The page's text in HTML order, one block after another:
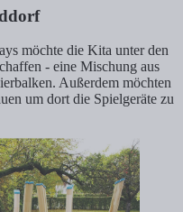
möchte die Kita unter den
- eine Mischung aus
Außerdem möchten
um dort die Spielgeräte zu